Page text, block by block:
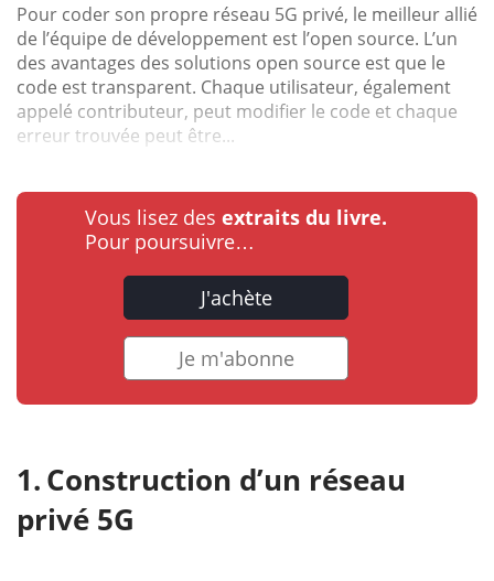
Pour coder son propre réseau 5G privé, le meilleur allié
de l’équipe de développement est l’open source. L’un
des avantages des solutions open source est que le
code est transparent. Chaque utilisateur, également
appelé contributeur, peut modifier le code et chaque
erreur trouvée peut être...
Vous lisez des extraits du livre.
Pour poursuivre…
J'achète
Je m'abonne
Construction d’un réseau
privé 5G